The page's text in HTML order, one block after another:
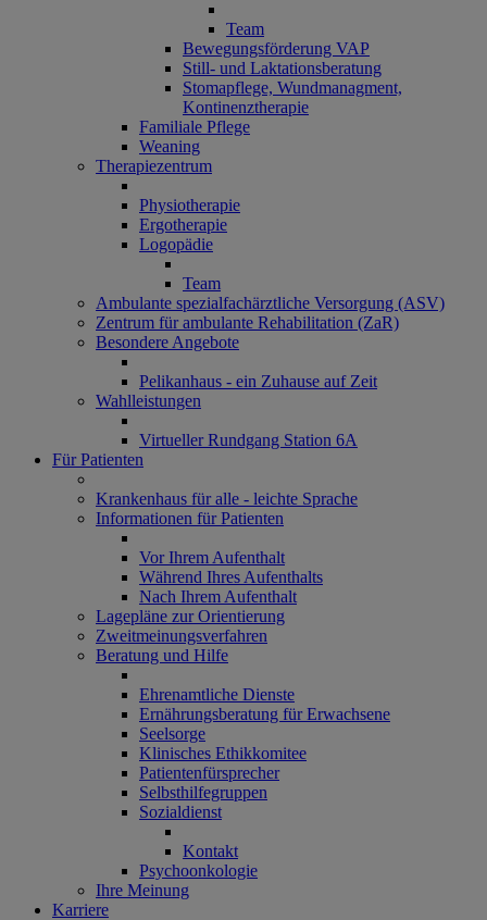
Team
Bewegungsförderung VAP
Still- und Laktationsberatung
Stomapflege, Wundmanagment,
Kontinenztherapie
Familiale Pflege
Weaning
Therapiezentrum
Physiotherapie
Ergotherapie
Logopädie
Team
Ambulante spezialfachärztliche Versorgung (ASV)
Zentrum für ambulante Rehabilitation (ZaR)
Besondere Angebote
Pelikanhaus - ein Zuhause auf Zeit
Wahlleistungen
Virtueller Rundgang Station 6A
Für Patienten
Krankenhaus für alle - leichte Sprache
Informationen für Patienten
Vor Ihrem Aufenthalt
Während Ihres Aufenthalts
Nach Ihrem Aufenthalt
Lagepläne zur Orientierung
Zweitmeinungsverfahren
Beratung und Hilfe
Ehrenamtliche Dienste
Ernährungsberatung für Erwachsene
Seelsorge
Klinisches Ethikkomitee
Patientenfürsprecher
Selbsthilfegruppen
Sozialdienst
Kontakt
Psychoonkologie
Ihre Meinung
Karriere